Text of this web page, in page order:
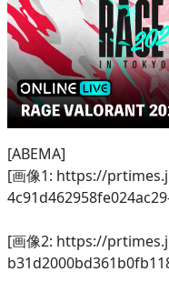
[ABEMA]
[画像1: https://
[画像2: https://